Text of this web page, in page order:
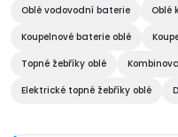
á
d
a
c
Oblé vodovodní baterie
Oblé
Koupelnové baterie oblé
Topné žebříky oblé
Elektrické topné žebříky oblé